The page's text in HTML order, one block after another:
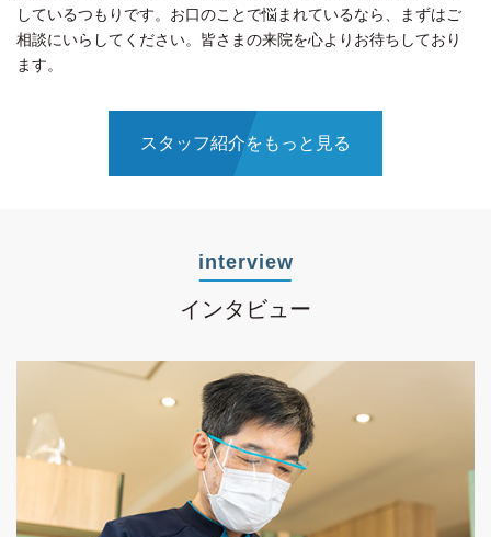
しているつもりです。お口のことで悩まれているなら、まずはご
相談にいらしてください。皆さまの来院を心よりお待ちしており
ます。
スタッフ紹介をもっと見る
interview
インタビュー